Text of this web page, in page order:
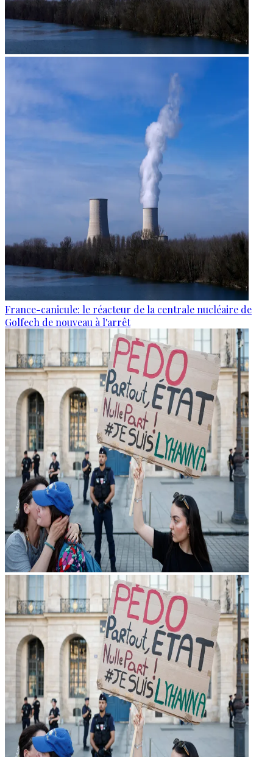
France-canicule: le réacteur de la centrale nucléaire de
Golfech de nouveau à l'arrêt